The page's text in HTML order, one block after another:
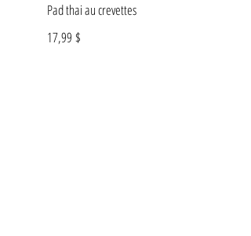
Pad thai au crevettes
17,99 $